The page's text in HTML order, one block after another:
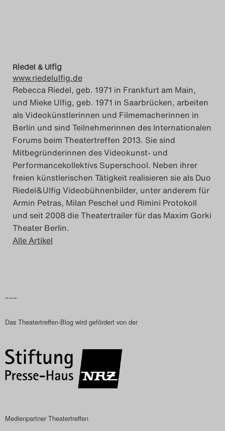
Impressum
Nutzungsbedingungen
Search
Riedel & Ulfig
www.riedelulfig.de
Rebecca Riedel, geb. 1971 in Frankfurt am Main,
und Mieke Ulfig, geb. 1971 in Saarbrücken, arbeiten
als Videokünstlerinnen und Filmemacherinnen in
Berlin und sind Teilnehmerinnen des Internationalen
Forums beim Theatertreffen 2013. Sie sind
Mitbegründerinnen des Videokunst- und
Performancekollektivs Superschool. Neben ihrer
freien künstlerischen Tätigkeit realisieren sie als Duo
Riedel&Ulfig Videobühnenbilder, unter anderem für
Armin Petras, Milan Peschel und Rimini Protokoll
und seit 2008 die Theatertrailer für das Maxim Gorki
Theater Berlin.
Alle Artikel
–––
Das Theatertreffen-Blog wird gefördert von der
Medienpartner Theatertreffen